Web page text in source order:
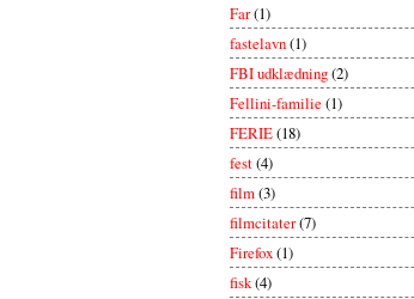
Far(1)
fastelavn(1)
FBI udklædning(2)
Fellini-familie(1)
FERIE(18)
fest(4)
film(3)
filmcitater(7)
Firefox(1)
fisk(4)